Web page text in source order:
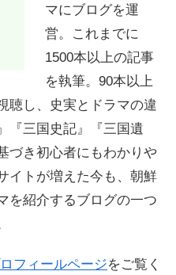
マにブログを運
営。これまでに
1500本以上の記事
を執筆。90本以上
聴し、史実とドラマの違
『三国史記』『三国遺
づき初心者にもわかりや
イトが増えた今も、朝鮮
を紹介するブログの一つ
フィールページをご覧く